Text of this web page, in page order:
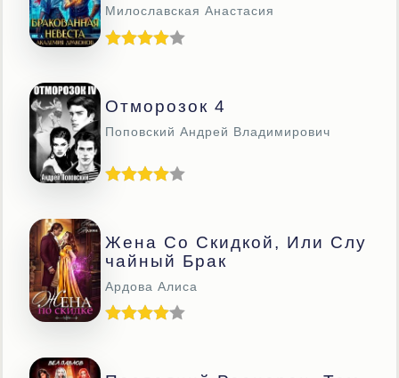
Милославская Анастасия
Отморозок 4
Поповский Андрей Владимирович
Жена Со Скидкой, Или Слу
Чайный Брак
Ардова Алиса